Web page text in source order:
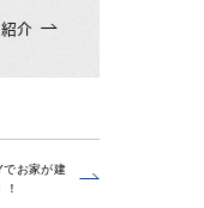
介
でお家が建